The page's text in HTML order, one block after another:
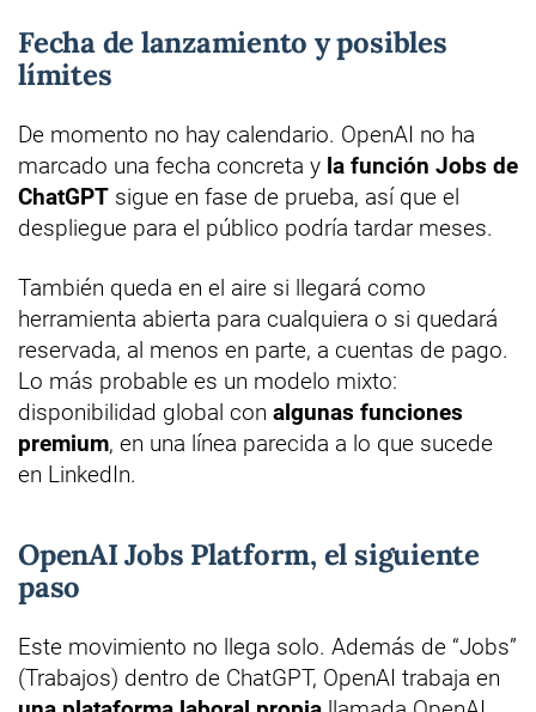
Fecha de lanzamiento y posibles
límites
De momento no hay calendario. OpenAI no ha
marcado una fecha concreta y la función Jobs de
ChatGPT sigue en fase de prueba, así que el
despliegue para el público podría tardar meses.
También queda en el aire si llegará como
herramienta abierta para cualquiera o si quedará
reservada, al menos en parte, a cuentas de pago.
Lo más probable es un modelo mixto:
disponibilidad global con algunas funciones
premium, en una línea parecida a lo que sucede
en LinkedIn.
OpenAI Jobs Platform, el siguiente
paso
Este movimiento no llega solo. Además de “Jobs”
(Trabajos) dentro de ChatGPT, OpenAI trabaja en